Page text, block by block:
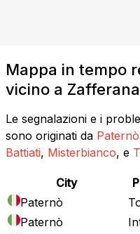
Mappa in tempo
vicino a
Le segnalazioni e i
sono originati da Paternò
Battiati, Misterbianco, e
City
Paternò
Paternò